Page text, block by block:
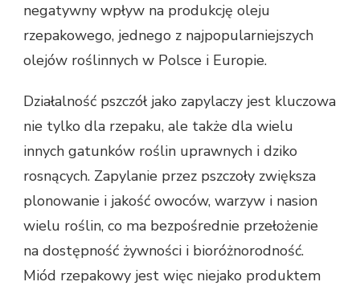
negatywny wpływ na produkcję oleju
rzepakowego, jednego z najpopularniejszych
olejów roślinnych w Polsce i Europie.
Działalność pszczół jako zapylaczy jest kluczowa
nie tylko dla rzepaku, ale także dla wielu
innych gatunków roślin uprawnych i dziko
rosnących. Zapylanie przez pszczoły zwiększa
plonowanie i jakość owoców, warzyw i nasion
wielu roślin, co ma bezpośrednie przełożenie
na dostępność żywności i bioróżnorodność.
Miód rzepakowy jest więc niejako produktem